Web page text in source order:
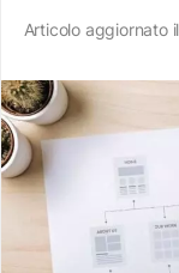
Articolo aggiornato